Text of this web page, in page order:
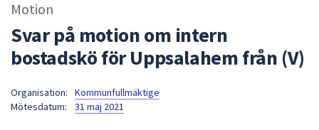
sökfältet
kommer
sökförslag
Motion
Svar på motion om intern
bostadskö för Uppsalahem från (V)
Organisation:
Kommunfullmäktige
Mötesdatum:
31 maj 2021